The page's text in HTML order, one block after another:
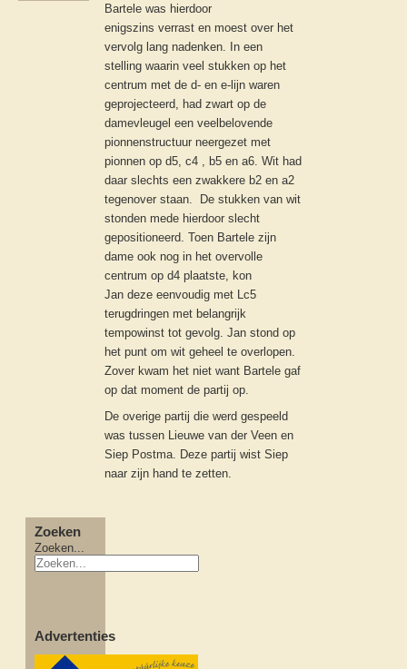
Bartele was hierdoor
enigszins verrast en moest over het
vervolg lang nadenken. In een
stelling waarin veel stukken op het
centrum met de d- en e-lijn waren
geprojecteerd, had zwart op de
damevleugel een veelbelovende
pionnenstructuur neergezet met
pionnen op d5, c4 , b5 en a6. Wit had
daar slechts een zwakkere b2 en a2
tegenover staan. De stukken van wit
stonden mede hierdoor slecht
gepositioneerd. Toen Bartele zijn
dame ook nog in het overvolle
centrum op d4 plaatste, kon
Jan deze eenvoudig met Lc5
terugdringen met belangrijk
tempowinst tot gevolg. Jan stond op
het punt om wit geheel te overlopen.
Zover kwam het niet want Bartele gaf
op dat moment de partij op.
De overige partij die werd gespeeld
was tussen Lieuwe van der Veen en
Siep Postma. Deze partij wist Siep
naar zijn hand te zetten.
Zoeken
Zoeken...
Advertenties